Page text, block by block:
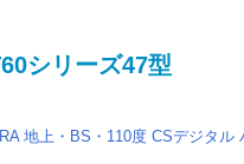
シリーズ47型
地上・BS・110度 CSデジタル